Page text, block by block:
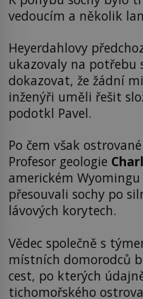
vedoucím a několik
Heyerdahlovy
ukazovaly na potřebu
dokazovat, že žádní
inženýři uměli řešit
podotkl Pavel.
Po čem však
Profesor geologie
americkém
přesouvali sochy po
lávových korytech.
Vědec společně s
místních domorodců
cest, po kterých
tichomořského